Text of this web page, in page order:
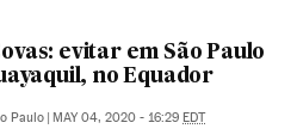
evitar em São Paulo
no Equador
Paulo MAY 04, 2020 - 16:29 EDT